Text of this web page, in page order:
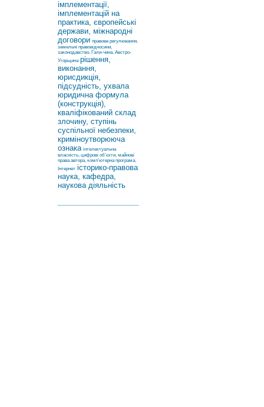
імплементації,
імплементацій на
практика, європейські
держави, міжнародні
договори правове регулювання,
земельні правовідносини,
законодавство, Гали-чина, Австро-
Угорщина рішення,
виконання,
юрисдикція,
підсудність, ухвала
юридична формула
(конструкція),
кваліфікований склад
злочину, ступінь
суспільної небезпеки,
криміноутворююча
ознака інтелектуальна
власність, цифрові об’єкти, майнові
права автора, комп’ютерна програма,
Інтернет історико-правова
наука, кафедра,
наукова діяльність